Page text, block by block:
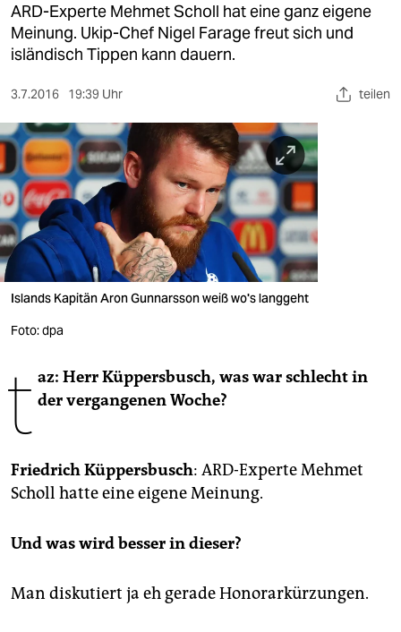
berlin
verlag
verlag
veranstaltungen
shop
fragen & hilfe
unterstützen
genossenschaft
epaper login
ARD-Experte Mehmet Scholl hat eine ganz eigene
Meinung. Ukip-Chef Nigel Farage freut sich und
isländisch Tippen kann dauern.
3.7.2016 19:39 Uhr teilen
Islands Kapitän Aron Gunnarsson weiß wo's langgeht
Foto: dpa
t az: Herr Küppersbusch, was war schlecht in
der vergangenen Woche?
Friedrich Küppersbusch: ARD-Experte Mehmet
Scholl hatte eine eigene Meinung.
Und was wird besser in dieser?
Man diskutiert ja eh gerade Honorarkürzungen.